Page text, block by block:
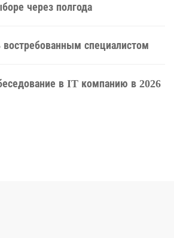
через полгода
востребованным специалистом
в IT компанию в 2026